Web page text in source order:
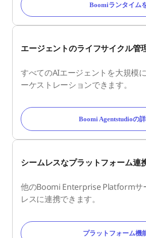
Boomiランタイム
エージェントのライフサイクル管
すべてのAIエージェントを大規模
ーケストレーションできます。
Boomi Agentstudioの
シームレスなプラットフォーム連
他のBoomi Enterprise Platformサ
レスに連携できます。
プラットフォーム機